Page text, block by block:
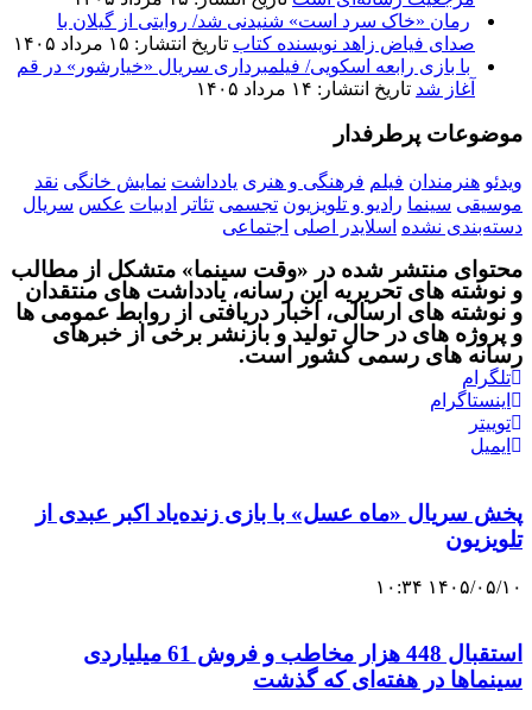
رمان «خاک سرد است» شنیدنی شد/ روایتی از گیلان با
صدای فیاض زاهد نویسنده کتاب تاریخ انتشار: ۱۵ مرداد ۱۴۰۵
با بازی رابعه اسکویی/ فیلمبرداری سریال «خیارشور» در قم
آغاز شد تاریخ انتشار: ۱۴ مرداد ۱۴۰۵
پرطرفدار
هنرمندان فیلم فرهنگی و هنری یادداشت نمایش خانگی نقد
سینما رادیو و تلویزیون تجسمی تئاتر ادبیات عکس سریال
نشده اسلایدر اصلی اجتماعی
منتشر شده در «وقت سینما» متشکل از مطالب
نوشته های تحریریه این رسانه، یادداشت های منتقدان
نوشته های ارسالی، اخبار دریافتی از روابط عمومی ها
پروژه های در حال تولید و بازنشر برخی از خبرهای
های رسمی کشور است.
تلگرام
اینستاگرام
توییتر
ایمیل
سریال «ماه عسل» با بازی زنده‌یاد اکبر عبدی از
۰۵/۱۰ ۱۰:۳۴
استقبال 448 هزار مخاطب و فروش 61 میلیاردی
در هفته‌ای که گذشت